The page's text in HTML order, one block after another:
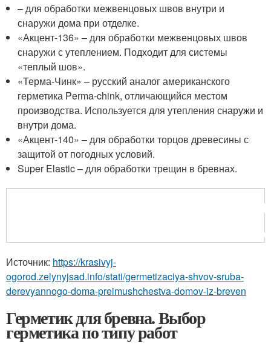
– для обработки межвенцовых швов внутри и
снаружи дома при отделке.
«Акцент-136» – для обработки межвенцовых швов
снаружи с утеплением. Подходит для системы
«теплый шов».
«Терма-Чинк» – русский аналог американского
герметика Perma-chink, отличающийся местом
производства. Используется для утепления снаружи и
внутри дома.
«Акцент-140» – для обработки торцов древесины с
защитой от погодных условий.
Super Elastic – для обработки трещин в бревнах.
Источник: https://krasivyj-
ogorod.zelynyjsad.info/stati/germetizaciya-shvov-sruba-
derevyannogo-doma-preimushchestva-domov-iz-breven
Герметик для бревна. Выбор
герметика по типу работ